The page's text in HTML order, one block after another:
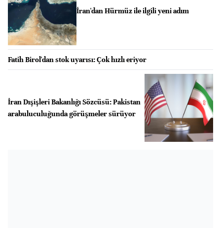
İran'dan Hürmüz ile ilgili yeni adım
Fatih Birol'dan stok uyarısı: Çok hızlı eriyor
İran Dışişleri Bakanlığı Sözcüsü: Pakistan
arabuluculuğunda görüşmeler sürüyor